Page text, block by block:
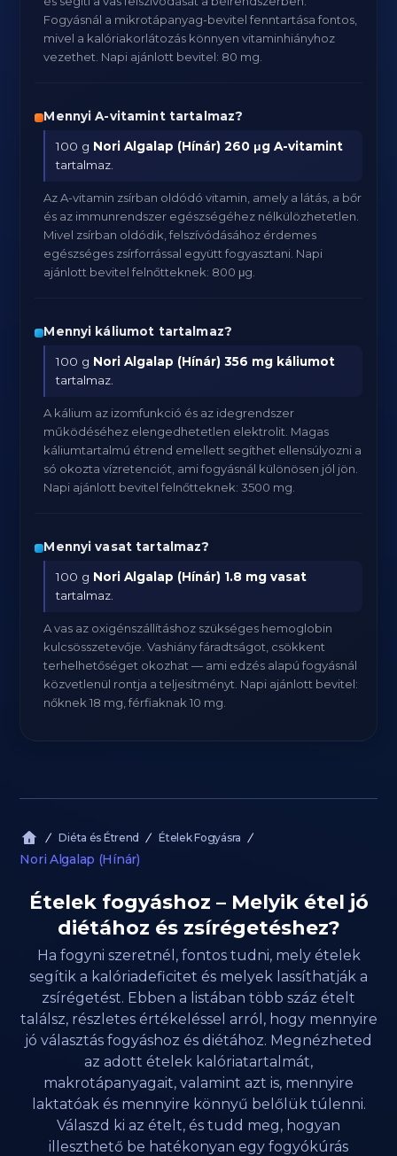
Fogyásnál a mikrotápanyag-bevitel fenntartása fontos,
mivel a kalóriakorlátozás könnyen vitaminhiányhoz
vezethet. Napi ajánlott bevitel: 80 mg.
Mennyi A-vitamint tartalmaz?
100 g Nori Algalap (Hínár) 260 μg A-vitamint
tartalmaz.
Az A-vitamin zsírban oldódó vitamin, amely a látás, a bőr
és az immunrendszer egészségéhez nélkülözhetetlen.
Mivel zsírban oldódik, felszívódásához érdemes
egészséges zsírforrással együtt fogyasztani. Napi
ajánlott bevitel felnőtteknek: 800 μg.
Mennyi káliumot tartalmaz?
100 g Nori Algalap (Hínár) 356 mg káliumot
tartalmaz.
A kálium az izomfunkció és az idegrendszer
működéséhez elengedhetetlen elektrolit. Magas
káliumtartalmú étrend emellett segíthet ellensúlyozni a
só okozta vízretenciót, ami fogyásnál különösen jól jön.
Napi ajánlott bevitel felnőtteknek: 3500 mg.
Mennyi vasat tartalmaz?
100 g Nori Algalap (Hínár) 1.8 mg vasat
tartalmaz.
A vas az oxigénszállításhoz szükséges hemoglobin
kulcsösszetevője. Vashiány fáradtságot, csökkent
terhelhetőséget okozhat — ami edzés alapú fogyásnál
közvetlenül rontja a teljesítményt. Napi ajánlott bevitel:
nőknek 18 mg, férfiaknak 10 mg.
Diéta és Étrend Ételek Fogyásra
Nori Algalap (Hínár)
Ételek fogyáshoz – Melyik étel jó
diétához és zsírégetéshez?
Ha fogyni szeretnél, fontos tudni, mely ételek
segítik a kalóriadeficitet és melyek lassíthatják a
zsírégetést. Ebben a listában több száz ételt
találsz, részletes értékeléssel arról, hogy mennyire
jó választás fogyáshoz és diétához. Megnézheted
az adott ételek kalóriatartalmát,
makrotápanyagait, valamint azt is, mennyire
laktatóak és mennyire könnyű belőlük túlenni.
Válaszd ki az ételt, és tudd meg, hogyan
illeszthető be hatékonyan egy fogyókúrás